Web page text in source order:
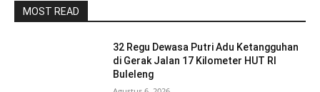
MOST READ
32 Regu Dewasa Putri Adu Ketangguhan
di Gerak Jalan 17 Kilometer HUT RI
Buleleng